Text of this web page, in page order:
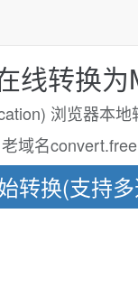
线转换
浏览器本
域名
转换(支持